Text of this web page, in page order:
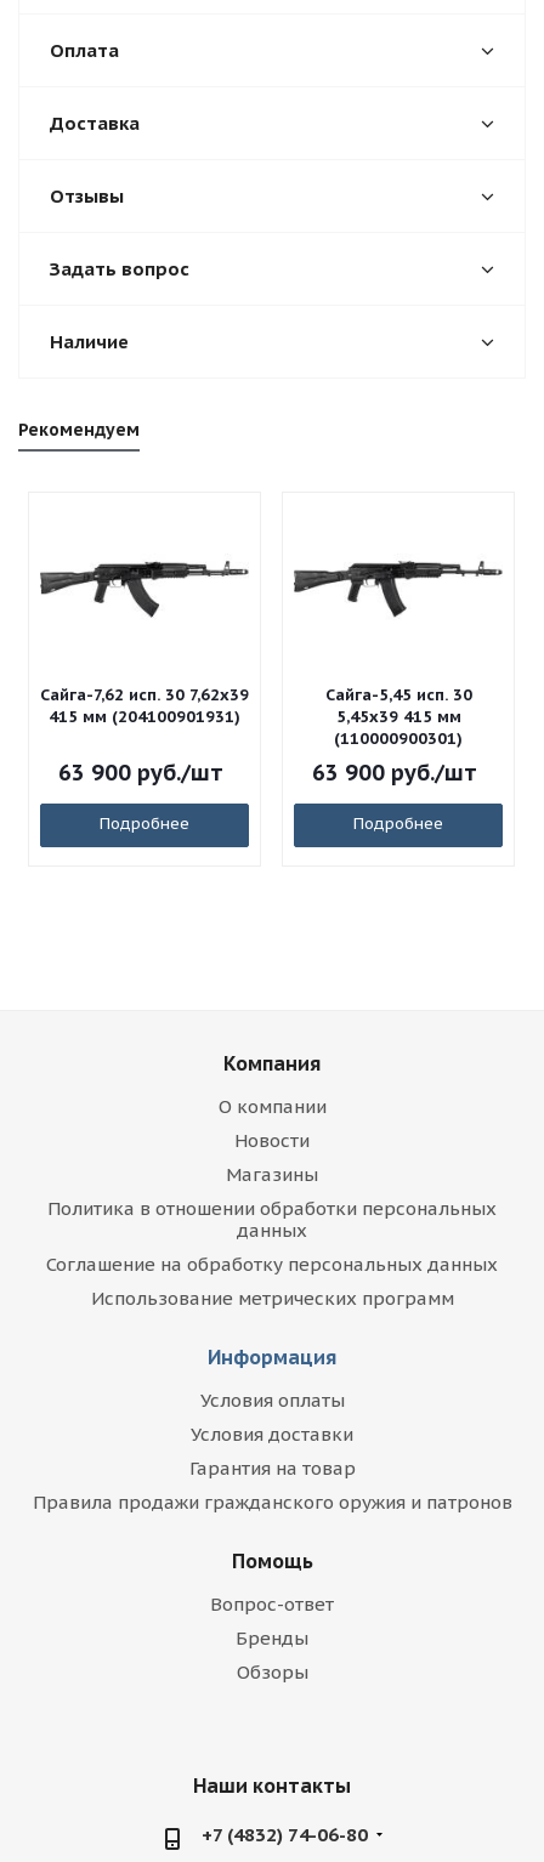
Оплата
Доставка
Отзывы
Задать вопрос
Наличие
Рекомендуем
Сайга-7,62 исп. 30 7,62x39
415 мм (204100901931)
63 900руб./шт
Подробнее
Сайга-5,45 исп. 30
5,45x39 415 мм
(110000900301)
63 900руб./шт
Подробнее
Компания
О компании
Новости
Магазины
Политика в отношении обработки персональных
данных
Соглашение на обработку персональных данных
Использование метрических программ
Информация
Условия оплаты
Условия доставки
Гарантия на товар
Правила продажи гражданского оружия и патронов
Помощь
Вопрос-ответ
Бренды
Обзоры
Наши контакты
+7 (4832) 74-06-80